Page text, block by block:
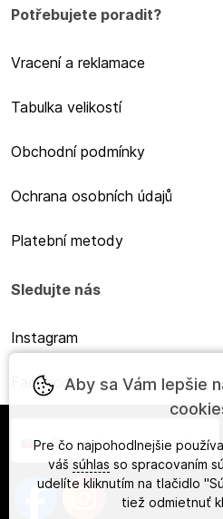
Potřebujete poradit?
Vracení a reklamace
Tabulka velikostí
Obchodní podmínky
Ochrana osobních údajů
Platební metody
Sledujte nás
Instagram
Facebook
Slovensky
Aby sa Vám lepšie
Pre čo najpohodlnejšie
váš súhlas so spracovaním
udelíte kliknutím na tlačidlo
tiež odmietnuť